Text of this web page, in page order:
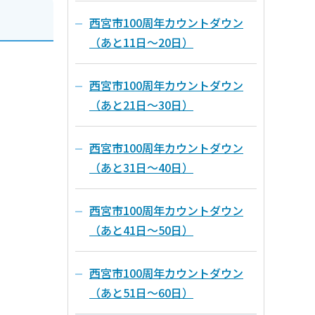
西宮市100周年カウントダウン
（あと11日～20日）
西宮市100周年カウントダウン
（あと21日～30日）
西宮市100周年カウントダウン
（あと31日～40日）
西宮市100周年カウントダウン
（あと41日～50日）
西宮市100周年カウントダウン
（あと51日～60日）